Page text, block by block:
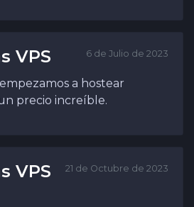
6 de Julio de 2023
VPS
a hostear
precio increíble.
21 de Octubre de 2023
VPS